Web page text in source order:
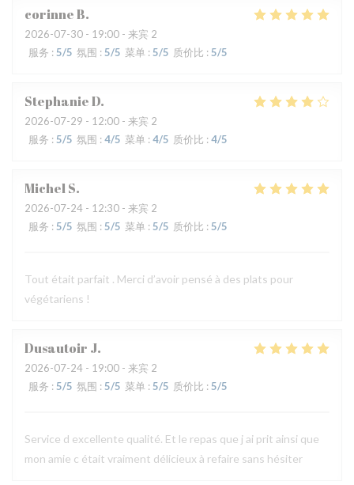
corinneB
2026-07-30 - 19:00 - 来宾 2
服务 : 5/5 氛围 : 5/5 菜单 : 5/5 质价比 : 5/5
StephanieD
2026-07-29 - 12:00 - 来宾 2
服务 : 5/5 氛围 : 4/5 菜单 : 4/5 质价比 : 4/5
MichelS
2026-07-24 - 12:30 - 来宾 2
服务 : 5/5 氛围 : 5/5 菜单 : 5/5 质价比 : 5/5
Tout était parfait . Merci d’avoir pensé à des plats pour
végétariens !
Dusautoir J
2026-07-24 - 19:00 - 来宾 2
服务 : 5/5 氛围 : 5/5 菜单 : 5/5 质价比 : 5/5
Service d excellente qualité. Et le repas que j ai prit ainsi que
mon amie c était vraiment délicieux à refaire sans hésiter